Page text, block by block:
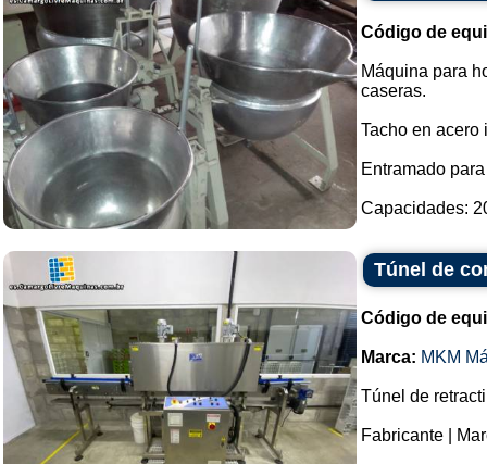
Código de
Máquina para
caseras.
Tacho en acero
Entramado
Capacidades:
Túnel de
Código de
Marca: MKM
Túnel de
Fabricante |